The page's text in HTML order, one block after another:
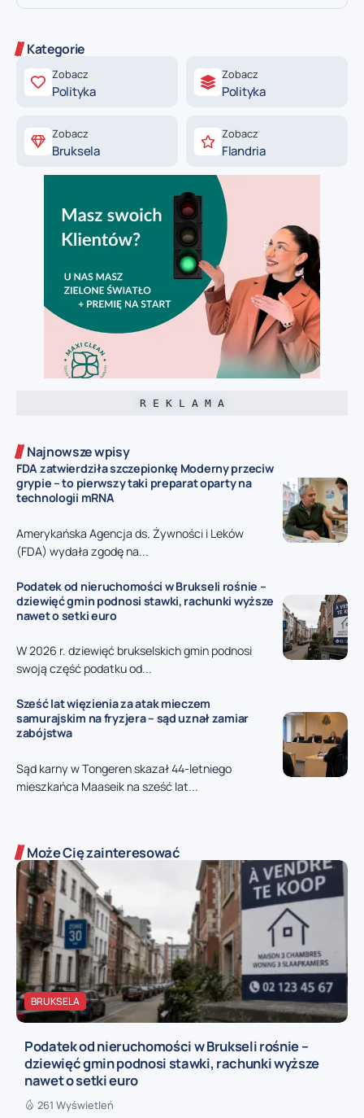
Kategorie
Zobacz
Polityka
Zobacz
Polityka
Zobacz
Bruksela
Zobacz
Flandria
R E K L A M A
Najnowsze wpisy
FDA zatwierdziła szczepionkę Moderny przeciw
grypie – to pierwszy taki preparat oparty na
technologii mRNA
Amerykańska Agencja ds. Żywności i Leków
(FDA) wydała zgodę na...
Podatek od nieruchomości w Brukseli rośnie –
dziewięć gmin podnosi stawki, rachunki wyższe
nawet o setki euro
W 2026 r. dziewięć brukselskich gmin podnosi
swoją część podatku od...
Sześć lat więzienia za atak mieczem
samurajskim na fryzjera – sąd uznał zamiar
zabójstwa
Sąd karny w Tongeren skazał 44-letniego
mieszkańca Maaseik na sześć lat...
Może Cię zainteresować
BRUKSELA
Podatek od nieruchomości w Brukseli rośnie –
dziewięć gmin podnosi stawki, rachunki wyższe
nawet o setki euro
261 Wyświetleń